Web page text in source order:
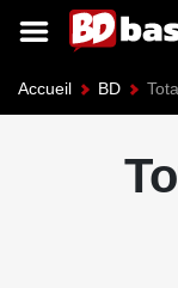
Accueil BD